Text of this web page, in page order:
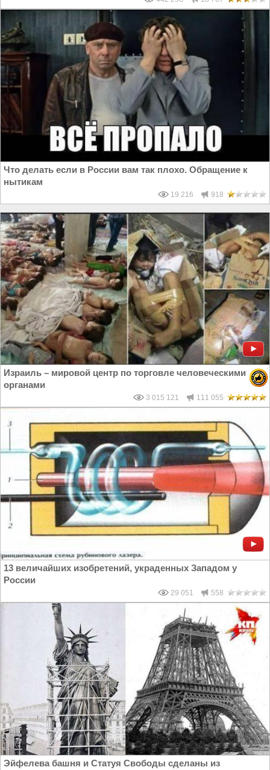
Что делать если в России вам так плохо. Обращение к
нытикам
19 216 918
Израиль – мировой центр по торговле человеческими
органами
3 015 121 111 055
13 величайших изобретений, украденных Западом у
России
29 051 558
Эйфелева башня и Статуя Свободы сделаны из